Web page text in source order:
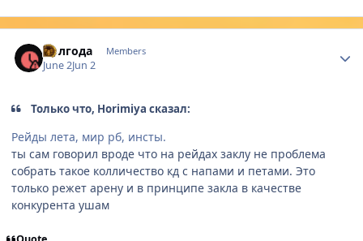
Полгода Members
June 2Jun 2
Только что, Horimiya сказал:
Рейды лета, мир рб, инсты.
ты сам говорил вроде что на рейдах заклу не проблема
собрать такое колличество кд с напами и петами. Это
только режет арену и в принципе закла в качестве
конкурента ушам